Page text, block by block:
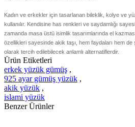
Kadın ve erkekler için tasarlanan bileklik, kolye ve
kullanılır. Kendisine has renkleri ve saydamlığı
zamanda masa üstü isimlik tasarımlarında el
özellikleri sayesinde akik taşı, hem faydaları hem de
olarak tercih edilebilecek anlamlı alternatiflerdir.
Ürün Etiketleri
erkek yüzük gümüş ,
925 ayar gümüş yüzük ,
akik yüzük ,
islami yüzük
Benzer Ürünler